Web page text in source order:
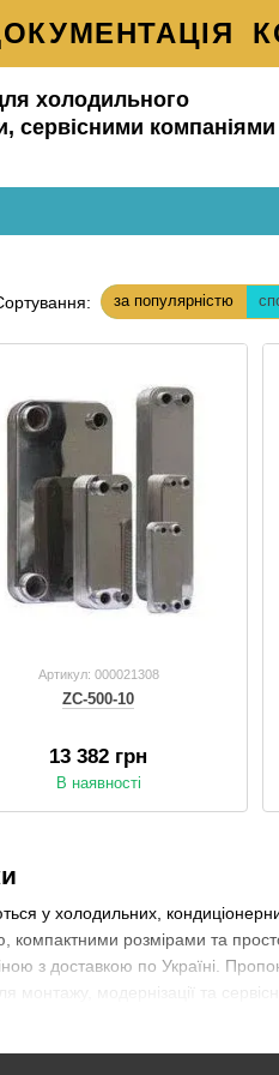
ТА
холодильного
сервісними компаніями
за популярністю
у холодильних,
компактними розмірами та
з доставкою по Україні.
монтажу, модернізації та
Артикул: 000021308
ZC-500-10
13 382 грн
В наявності